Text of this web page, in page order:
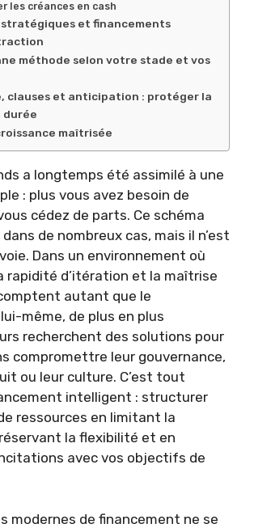
les créances en cash
et financements
méthode selon votre stade et vos
clauses et anticipation : protéger la
durée
maîtrisée
a longtemps été assimilé à une
: plus vous avez besoin de
cédez de parts. Ce schéma
de nombreux cas, mais il n’est
Dans un environnement où
rapidité d’itération et la maîtrise
autant que le
même, de plus en plus
recherchent des solutions pour
compromettre leur gouvernance,
ou leur culture. C’est tout
intelligent : structurer
ressources en limitant la
la flexibilité et en
avec vos objectifs de
modernes de financement ne se